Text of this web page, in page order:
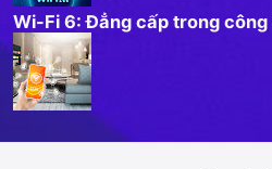
Wi-Fi 6: Đẳng cấp trong